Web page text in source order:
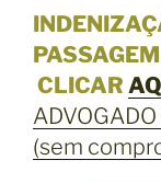
CLICAR
(sem